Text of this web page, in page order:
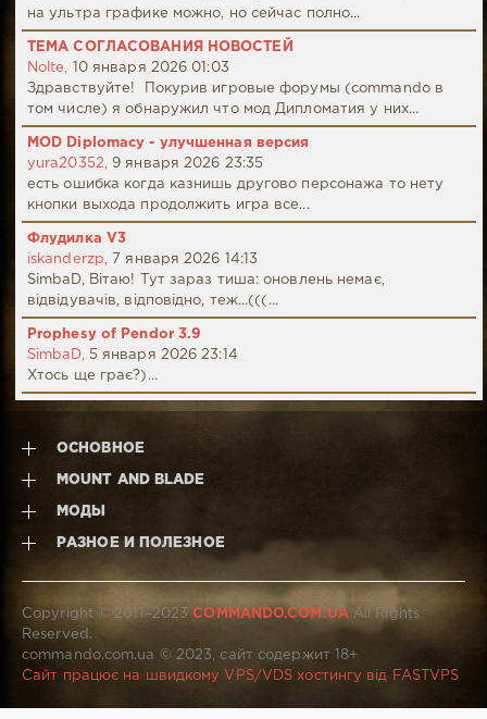
на ультра графике можно, но сейчас полно...
ТЕМА СОГЛАСОВАНИЯ НОВОСТЕЙ
Nolte,
10 января 2026 01:03
Здравствуйте! Покурив игровые форумы (commando в
том числе) я обнаружил что мод Дипломатия у них...
MOD Diplomacy - улучшенная версия
yura20352,
9 января 2026 23:35
есть ошибка когда казнишь другово персонажа то нету
кнопки выхода продолжить игра все...
Флудилка V3
iskanderzp,
7 января 2026 14:13
SimbaD, Вітаю! Тут зараз тиша: оновлень немає,
відвідувачів, відповідно, теж...(((...
Prophesy of Pendor 3.9
SimbaD,
5 января 2026 23:14
Хтось ще грає?)...
ОСНОВНОЕ
MOUNT AND BLADE
МОДЫ
РАЗНОЕ И ПОЛЕЗНОЕ
Copyright © 2011–2023COMMANDO.COM.UAAll Rights
Reserved.
commando.com.ua © 2023, сайт содержит 18+
Сайт працює на швидкому VPS/VDS хостингу від FASTVPS